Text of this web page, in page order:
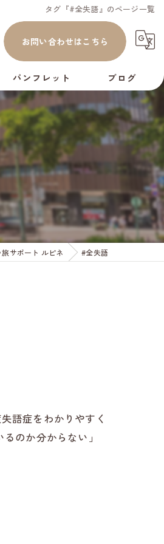
タグ『#全失語』のページ一覧
お問い合わせはこちら
パンフレット ブログ
コラム
サポート ルピネ #全失語
語症をわかりやすく
のか分からない」